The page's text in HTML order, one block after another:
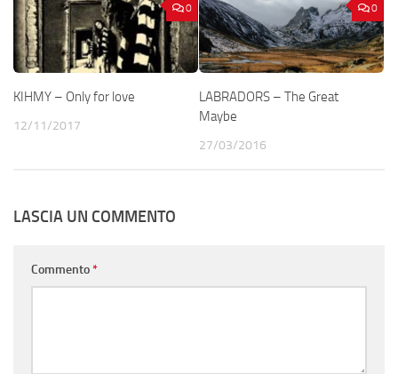
0
KIHMY – Only for love
12/11/2017
0
LABRADORS – The Great
Maybe
27/03/2016
LASCIA UN COMMENTO
Commento*